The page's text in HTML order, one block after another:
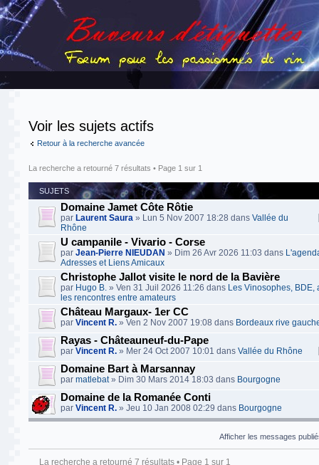
Voir les sujets actifs
Retour à la recherche avancée
La recherche a retourné 7 résultats • Page 1 sur 1
SUJETS
Domaine Jamet Côte Rôtie
par Laurent Saura » Lun 5 Nov 2007 18:28 dans Vallée du
Rhône
U campanile - Vivario - Corse
par Jean-Pierre NIEUDAN » Dim 26 Avr 2026 11:03 dans
Adresses et Liens Amicaux
Christophe Jallot visite le nord de la Bavière
par Hugo B. » Ven 31 Juil 2026 11:26 dans Les Vinosophes, BDE,
les rencontres entre amateurs
Château Margaux- 1er CC
par Vincent R. » Ven 2 Nov 2007 19:08 dans Bordeaux rive
Rayas - Châteauneuf-du-Pape
par Vincent R. » Mer 24 Oct 2007 10:01 dans Vallée du Rhône
Domaine Bart à Marsannay
par matlebat» Dim 30 Mars 2014 18:03 dans Bourgogne
Domaine de la Romanée Conti
par Vincent R. » Jeu 10 Jan 2008 02:29 dans Bourgogne
Afficher les messages
La recherche a retourné 7 résultats • Page 1 sur 1